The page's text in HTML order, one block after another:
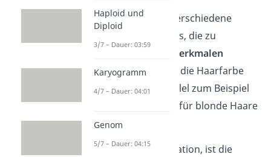
Merke:Allele
sind verschiedene
eines Gens, die zu
Merkmalen
führen. Wenn du dir die Haarfarbe
ansiehst, kann ein Allel zum Beispiel
für braune und eins für blonde Haare
sorgen.
Genau wie eine Mutation, ist die
Haploid und
Diploid
3/7 – Dauer: 03:59
Karyogramm
4/7 – Dauer: 04:01
Genom
5/7 – Dauer: 04:15